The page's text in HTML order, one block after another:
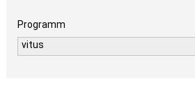
Programm
vitus